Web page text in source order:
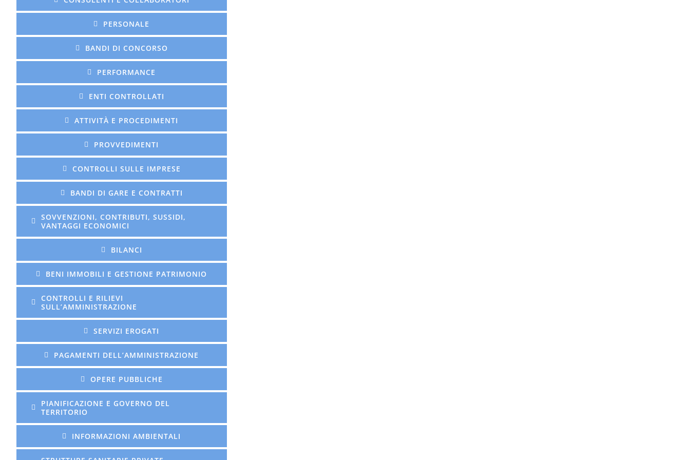
PERSONALE
BANDI DI CONCORSO
PERFORMANCE
ENTI CONTROLLATI
ATTIVITÀ E PROCEDIMENTI
PROVVEDIMENTI
CONTROLLI SULLE IMPRESE
BANDI DI GARE E CONTRATTI
SOVVENZIONI, CONTRIBUTI, SUSSIDI,
VANTAGGI ECONOMICI
BILANCI
BENI IMMOBILI E GESTIONE PATRIMONIO
CONTROLLI E RILIEVI
SULL’AMMINISTRAZIONE
SERVIZI EROGATI
PAGAMENTI DELL’AMMINISTRAZIONE
OPERE PUBBLICHE
PIANIFICAZIONE E GOVERNO DEL
TERRITORIO
INFORMAZIONI AMBIENTALI